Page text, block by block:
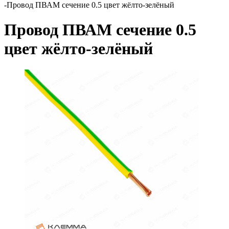
-Провод ПВАМ сечение 0.5 цвет жёлто-зелёный
Провод ПВАМ сечение 0.5
цвет жёлто-зелёный